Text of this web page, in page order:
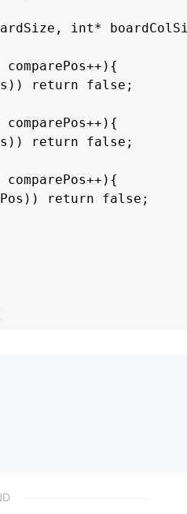
int*
comparePos++){
return false;
comparePos++){
return false;
comparePos++){
return false;
-= 1;